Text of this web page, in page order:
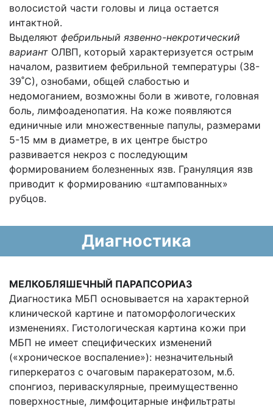
волосистой части головы и лица остается
интактной.
Выделяют фебрильный язвенно-некротический
вариант ОЛВП, который характеризуется острым
началом, развитием фебрильной температуры (38-
39˚С), ознобами, общей слабостью и
недомоганием, возможны боли в животе, головная
боль, лимфоаденопатия. На коже появляются
единичные или множественные папулы, размерами
5-15 мм в диаметре, в их центре быстро
развивается некроз с последующим
формированием болезненных язв. Грануляция язв
приводит к формированию «штампованных»
рубцов.
Диагностика
МЕЛКОБЛЯШЕЧНЫЙ ПАРАПСОРИАЗ
Диагностика МБП основывается на характерной
клинической картине и патоморфологических
изменениях. Гистологическая картина кожи при
МБП не имеет специфических изменений
(«хроническое воспаление»): незначительный
гиперкератоз с очаговым паракератозом, м.б.
спонгиоз, периваскулярные, преимущественно
поверхностные, лимфоцитарные инфильтраты